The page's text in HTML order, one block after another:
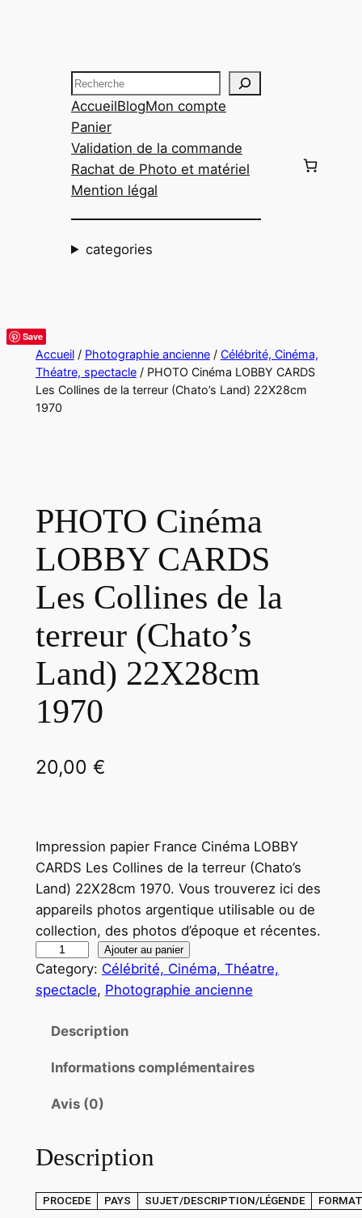
Recherche
AccueilBlogMon compte
Panier
Validation de la commande
Rachat de Photo et matériel
Mention légal
categories
Save
Accueil/ Photographie ancienne/ Célébrité, Cinéma,
Théatre, spectacle/ PHOTO Cinéma LOBBY CARDS
Les Collines de la terreur (Chato’s Land) 22X28cm
1970
PHOTO Cinéma
LOBBY CARDS
Les Collines de la
terreur (Chato’s
Land) 22X28cm
1970
20,00 €
Impression papier France Cinéma LOBBY
CARDS Les Collines de la terreur (Chato’s
Land) 22X28cm 1970. Vous trouverez ici des
appareils photos argentique utilisable ou de
collection, des photos d’époque et récentes.
u
a
P
O
Ajouter au panier
Category: Célébrité, Cinéma, Théatre,
spectacle, Photographie ancienne
Description
Informations complémentaires
Avis (0)
Description
PROCEDE PAYS SUJET/DESCRIPTION/LÉGENDE FORMAT